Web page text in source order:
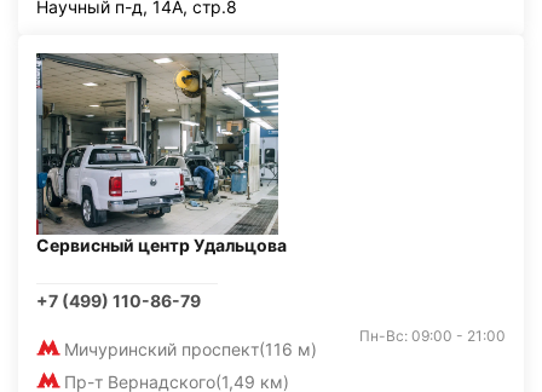
Научный п-д, 14А, стр.8
Сервисный центр Удальцова
+7 (499) 110-86-79
Мичуринский проспект(116 м)
Пр-т Вернадского(1,49 км)
Пн-Вс: 09:00 - 21:00